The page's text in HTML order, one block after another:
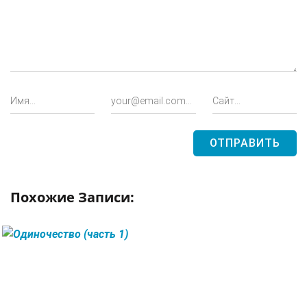
Похожие Записи:
ЧИТАТЬ ДАЛЕЕ